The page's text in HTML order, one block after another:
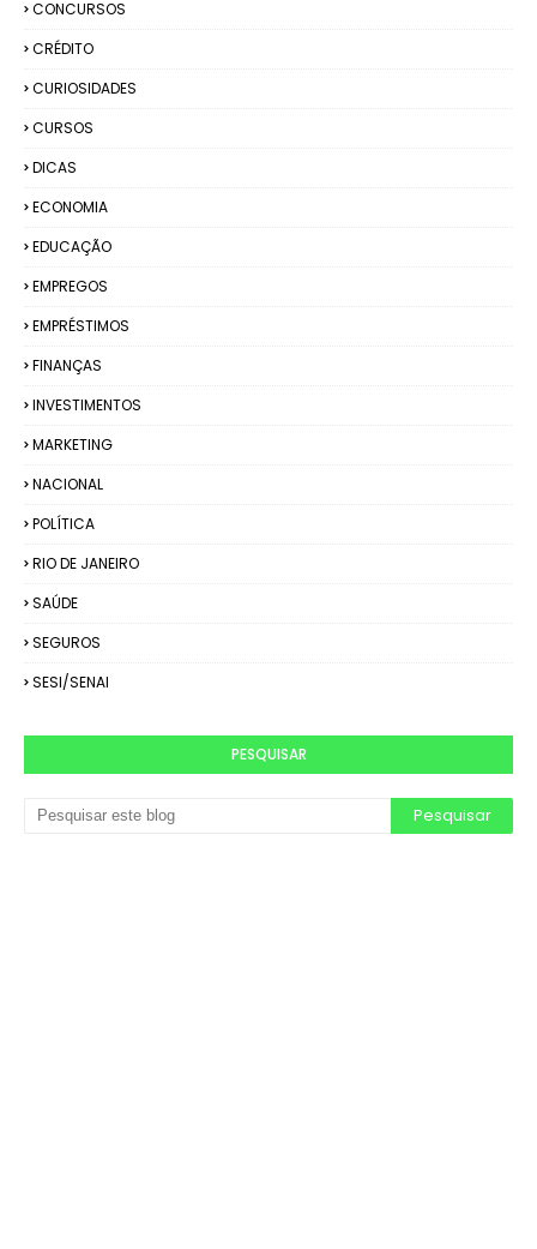
CONCURSOS
CRÉDITO
CURIOSIDADES
CURSOS
DICAS
ECONOMIA
EDUCAÇÃO
EMPREGOS
EMPRÉSTIMOS
FINANÇAS
INVESTIMENTOS
MARKETING
NACIONAL
POLÍTICA
RIO DE JANEIRO
SAÚDE
SEGUROS
SESI/SENAI
PESQUISAR